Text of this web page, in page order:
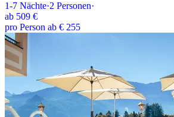
1-7 Nächte·2 Personen·
ab 509 €
pro Person ab € 255